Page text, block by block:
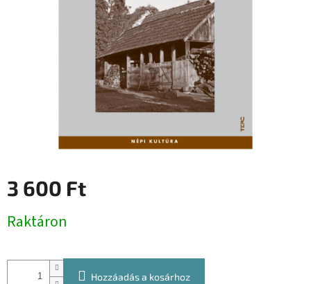
3 600 Ft
Raktáron
Hozzáadás a kosárhoz